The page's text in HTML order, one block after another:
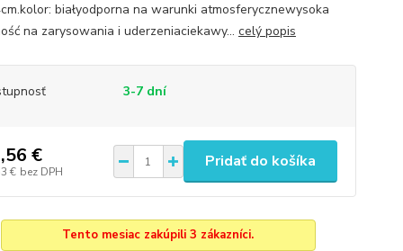
białyodporna na warunki atmosferycznewysoka
na zarysowania i uderzeniaciekawy... celý popis
3-7 dní
€
€ bez DPH
Pridať do košíka
Tento mesiac zakúpili 3 zákazníci.